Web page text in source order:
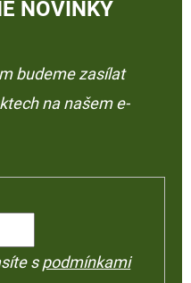
NOVINKY
budeme zasílat
na našem e-
spodmínkami